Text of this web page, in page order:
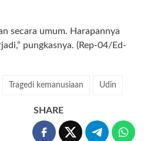
secara umum. Harapannya
pungkasnya. (Rep-04/Ed-
Tragedi kemanusiaan Udin
SHARE